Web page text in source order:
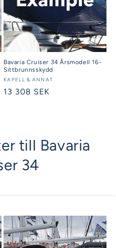
Bavaria Cruiser 34 Årsmodell 16-
Sittbrunnsskydd
Säljare:
KAPELL & ANNAT
Ordinarie
13 308 SEK
till Bavaria
34